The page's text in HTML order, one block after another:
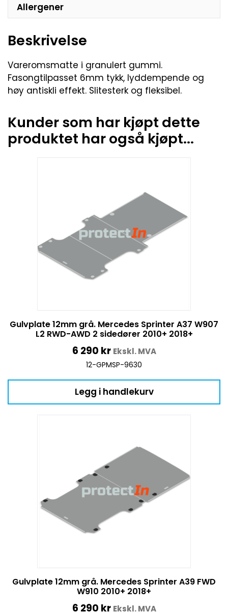
Allergener
Beskrivelse
Vareromsmatte i granulert gummi.
Fasongtilpasset 6mm tykk, lyddempende og
høy antiskli effekt. Slitesterk og fleksibel.
Kunder som har kjøpt dette
produktet har også kjøpt...
Gulvplate 12mm grå. Mercedes Sprinter A37 W907
L2 RWD-AWD 2 sidedører 2010+ 2018+
6 290 kr Ekskl. MVA
12-GPMSP-9630
Legg i handlekurv
Gulvplate 12mm grå. Mercedes Sprinter A39 FWD
W910 2010+ 2018+
6 290 kr Ekskl. MVA